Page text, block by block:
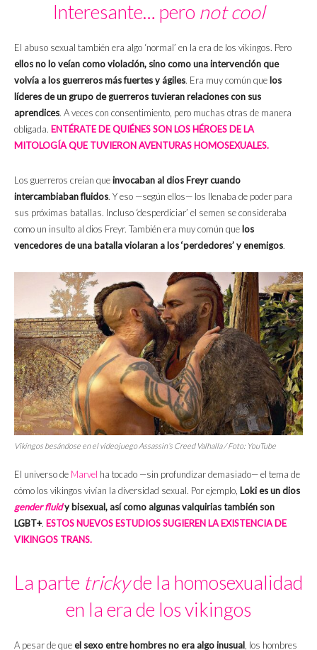
Interesante… pero not cool
El abuso sexual también era algo ‘normal’ en la era de los vikingos. Pero
ellos no lo veían como violación, sino como una intervención que
volvía a los guerreros más fuertes y ágiles. Era muy común que los
líderes de un grupo de guerreros tuvieran relaciones con sus
aprendices. A veces con consentimiento, pero muchas otras de manera
obligada. ENTÉRATE DE QUIÉNES SON LOS HÉROES DE LA
MITOLOGÍA QUE TUVIERON AVENTURAS HOMOSEXUALES.
Los guerreros creían queinvocaban al dios Freyr cuando
intercambiaban fluidos. Y eso —según ellos— los llenaba de poder para
sus próximas batallas. Incluso ‘desperdiciar’ el semen se consideraba
como un insulto al dios Freyr. También era muy común que los
vencedores de una batalla violaran a los ‘perdedores’ y enemigos.
Vikingos besándose en el videojuegoAssassin’s Creed Valhalla/ Foto: YouTube
El universo de Marvel ha tocado —sin profundizar demasiado— el tema de
cómo los vikingos vivían la diversidad sexual. Por ejemplo, Loki es un dios
gender fluidy bisexual, así como algunas valquirias también son
LGBT+. ESTOS NUEVOS ESTUDIOS SUGIEREN LA EXISTENCIA DE
VIKINGOS TRANS.
La parte trickyde la homosexualidad
en la era de los vikingos
A pesar de queel sexo entre hombres no era algo inusual, los hombres